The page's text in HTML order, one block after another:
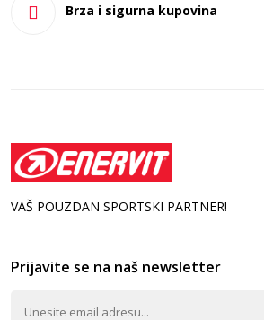
Brza i sigurna kupovina
VAŠ POUZDAN SPORTSKI PARTNER!
Prijavite se na naš newsletter